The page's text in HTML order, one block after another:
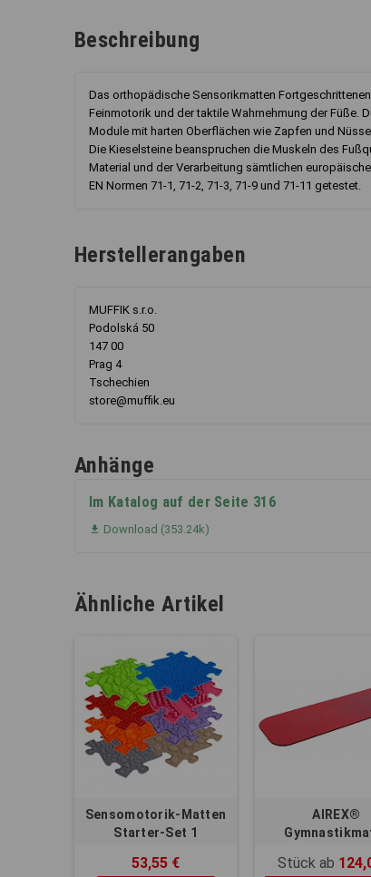
Beschreibung
Das orthopädische Sensorikmatten
Feinmotorik und der taktile Wahrnehmung der Füße.
Module mit harten Oberflächen wie Zapfen und
Die Kieselsteine beanspruchen die Muskeln des
Material und der Verarbeitung sämtlichen
EN Normen 71-1, 71-2, 71-3, 71-9 und 71-11 getestet.
Herstellerangaben
MUFFIK s.r.o.
Podolská 50
147 00
Prag 4
Tschechien
store@muffik.eu
Anhänge
Im Katalog auf der Seite 316
 Download (353.24k)
Ähnliche Artikel
Sensomotorik-Matten
Starter-Set 1
53,55 €
AIREX®
Stück ab